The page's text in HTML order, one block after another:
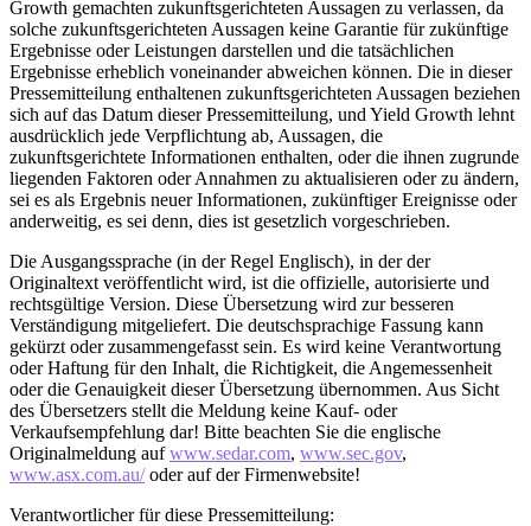
Growth gemachten zukunftsgerichteten Aussagen zu verlassen, da
solche zukunftsgerichteten Aussagen keine Garantie für zukünftige
Ergebnisse oder Leistungen darstellen und die tatsächlichen
Ergebnisse erheblich voneinander abweichen können. Die in dieser
Pressemitteilung enthaltenen zukunftsgerichteten Aussagen beziehen
sich auf das Datum dieser Pressemitteilung, und Yield Growth lehnt
ausdrücklich jede Verpflichtung ab, Aussagen, die
zukunftsgerichtete Informationen enthalten, oder die ihnen zugrunde
liegenden Faktoren oder Annahmen zu aktualisieren oder zu ändern,
sei es als Ergebnis neuer Informationen, zukünftiger Ereignisse oder
anderweitig, es sei denn, dies ist gesetzlich vorgeschrieben.
Die Ausgangssprache (in der Regel Englisch), in der der
Originaltext veröffentlicht wird, ist die offizielle, autorisierte und
rechtsgültige Version. Diese Übersetzung wird zur besseren
Verständigung mitgeliefert. Die deutschsprachige Fassung kann
gekürzt oder zusammengefasst sein. Es wird keine Verantwortung
oder Haftung für den Inhalt, die Richtigkeit, die Angemessenheit
oder die Genauigkeit dieser Übersetzung übernommen. Aus Sicht
des Übersetzers stellt die Meldung keine Kauf- oder
Verkaufsempfehlung dar! Bitte beachten Sie die englische
Originalmeldung aufwww.sedar.com, www.sec.gov,
www.asx.com.au/oder auf der Firmenwebsite!
Verantwortlicher für diese Pressemitteilung: